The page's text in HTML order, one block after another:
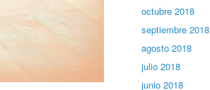
octubre 2018
septiembre 2018
agosto 2018
julio 2018
junio 2018